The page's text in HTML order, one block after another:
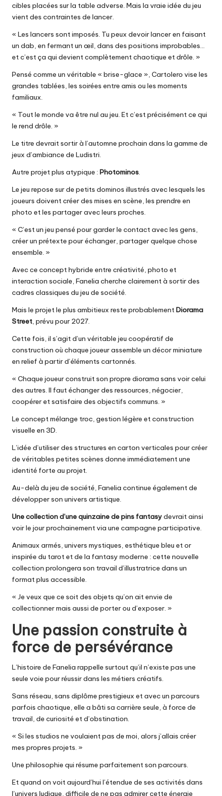
cibles placées sur la table adverse. Mais la vraie idée du jeu
vient des contraintes de lancer.
« Les lancers sont imposés. Tu peux devoir lancer en faisant
un dab, en fermant un œil, dans des positions improbables…
et c’est ça qui devient complètement chaotique et drôle. »
Pensé comme un véritable « brise-glace », Cartolero vise les
grandes tablées, les soirées entre amis ou les moments
familiaux.
« Tout le monde va être nul au jeu. Et c’est précisément ce qui
le rend drôle. »
Le titre devrait sortir à l’automne prochain dans la gamme de
jeux d’ambiance de Ludistri.
Autre projet plus atypique : Photominos.
Le jeu repose sur de petits dominos illustrés avec lesquels les
joueurs doivent créer des mises en scène, les prendre en
photo et les partager avec leurs proches.
« C’est un jeu pensé pour garder le contact avec les gens,
créer un prétexte pour échanger, partager quelque chose
ensemble. »
Avec ce concept hybride entre créativité, photo et
interaction sociale, Fanelia cherche clairement à sortir des
cadres classiques du jeu de société.
Mais le projet le plus ambitieux reste probablementDiorama
Street, prévu pour 2027.
Cette fois, il s’agit d’un véritable jeu coopératif de
construction où chaque joueur assemble un décor miniature
en relief à partir d’éléments cartonnés.
« Chaque joueur construit son propre diorama sans voir celui
des autres. Il faut échanger des ressources, négocier,
coopérer et satisfaire des objectifs communs. »
Le concept mélange troc, gestion légère et construction
visuelle en 3D.
L’idée d’utiliser des structures en carton verticales pour créer
de véritables petites scènes donne immédiatement une
identité forte au projet.
Au-delà du jeu de société, Fanelia continue également de
développer son univers artistique.
Une collection d’une quinzaine de pins fantasydevrait ainsi
voir le jour prochainement via une campagne participative.
Animaux armés, univers mystiques, esthétique bleu et or
inspirée du tarot et de la fantasy moderne : cette nouvelle
collection prolongera son travail d’illustratrice dans un
format plus accessible.
« Je veux que ce soit des objets qu’on ait envie de
collectionner mais aussi de porter ou d’exposer. »
Une passion construite à
force de persévérance
L’histoire de Fanelia rappelle surtout qu’il n’existe pas une
seule voie pour réussir dans les métiers créatifs.
Sans réseau, sans diplôme prestigieux et avec un parcours
parfois chaotique, elle a bâti sa carrière seule, à force de
travail, de curiosité et d’obstination.
« Si les studios ne voulaient pas de moi, alors j’allais créer
mes propres projets. »
Une philosophie qui résume parfaitement son parcours.
Et quand on voit aujourd’hui l’étendue de ses activités dans
l’univers ludique, difficile de ne pas admirer cette énergie